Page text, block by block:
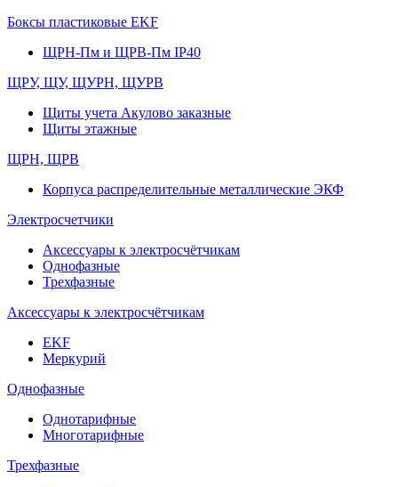
Боксы пластиковые EKF
ЩРН-Пм и ЩРВ-Пм IP40
ЩРУ, ЩУ, ЩУРН, ЩУРВ
Щиты учета Акулово заказные
Щиты этажные
ЩРН, ЩРВ
Корпуса распределительные металлические ЭКФ
Электросчетчики
Аксессуары к электросчётчикам
Однофазные
Трехфазные
Аксессуары к электросчётчикам
EKF
Меркурий
Однофазные
Однотарифные
Многотарифные
Трехфазные